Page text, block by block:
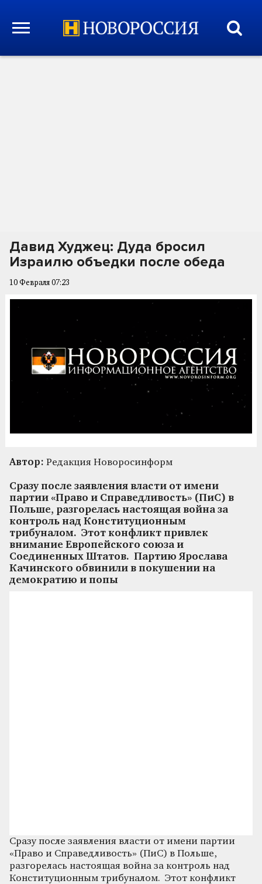
Давид Худжец: Дуда бросил
Израилю объедки после обеда
10 Февраля 07:23
Автор: Редакция Новоросинформ
Сразу после заявления власти от имени
партии «Право и Справедливость» (ПиС) в
Польше, разгорелась настоящая война за
контроль над Конституционным
трибуналом. Этот конфликт привлек
внимание Европейского союза и
Соединенных Штатов. Партию Ярослава
Качинского обвинили в покушении на
демократию и попы
Сразу после заявления власти от имени партии
«Право и Справедливость» (ПиС) в Польше,
разгорелась настоящая война за контроль над
Конституционным трибуналом. Этот конфликт